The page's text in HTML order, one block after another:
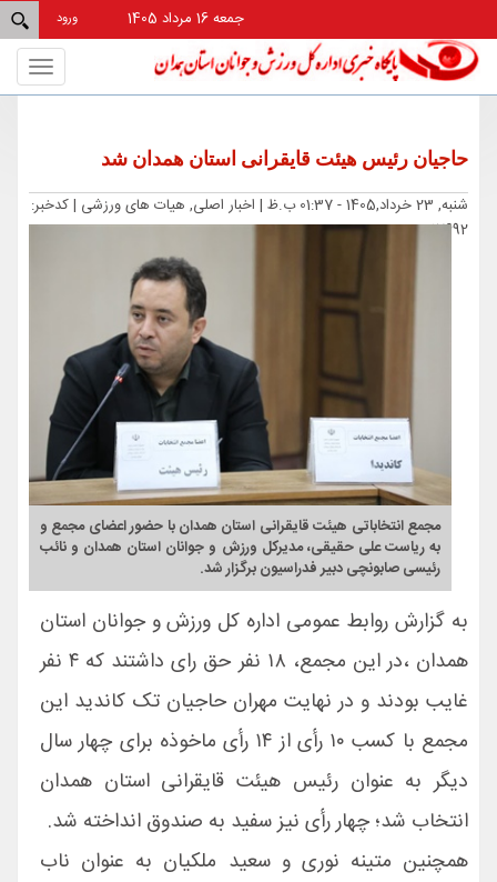
ورود
جمعه 16 مرداد 1405
حاجیان رئیس هیئت قایقرانی استان همدان شد
شنبه, 23 خرداد,1405 - 01:37 ب.ظ | اخبار اصلی, هیات های ورزشی | کدخبر:
17692
مجمع انتخاباتی هیئت قایقرانی استان همدان با حضور اعضای مجمع و
به ریاست علی حقیقی، مدیرکل ورزش و جوانان استان همدان و نائب
رئیسی صابونچی دبیر فدراسیون برگزار شد.
به گزارش روابط عمومی اداره کل ورزش و جوانان استان
همدان ،در این مجمع، ۱۸ نفر حق رای داشتند که ۴ نفر
غایب بودند و در نهایت مهران حاجیان تک کاندید این
مجمع با کسب ۱۰ رأی از ۱۴ رأی ماخوذه برای چهار سال
دیگر به عنوان رئیس هیئت قایقرانی استان همدان
انتخاب شد؛ چهار رأی نیز سفید به صندوق انداخته شد.
همچنین متینه نوری و سعید ملکیان به عنوان ناب